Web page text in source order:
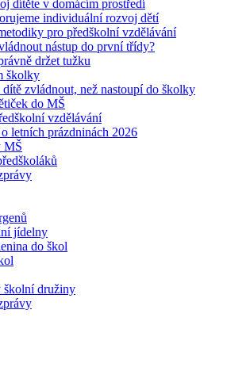
dítěte v domácím prostředí
individuální rozvoj dětí
pro předškolní vzdělávání
nástup do první třídy?
držet tužku
školky
zvládnout, než nastoupí do školky
do MŠ
vzdělávání
letních prázdninách 2026
MŠ
jídelny
do škol
školní družiny